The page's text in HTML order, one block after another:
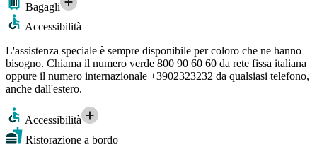
Bagagli
Accessibilità
L'assistenza speciale è sempre disponibile per coloro che ne hanno
bisogno. Chiama il numero verde 800 90 60 60 da rete fissa italiana
oppure il numero internazionale +3902323232 da qualsiasi telefono,
anche dall'estero.
Accessibilità
Ristorazione a bordo